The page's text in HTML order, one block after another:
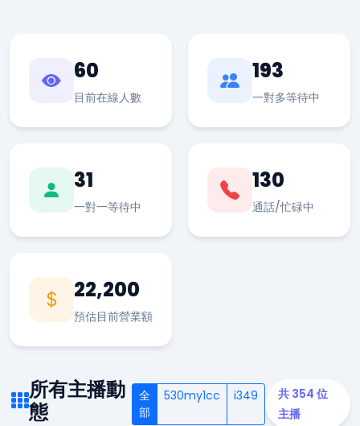
60
目前在線人數
193
一對多等待中
31
一對一等待中
130
通話/忙碌中
22,200
預估目前營業額
所有主播動
態
全
部
530my1cc i349
共 354 位
主播